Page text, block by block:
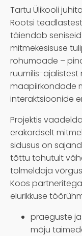
Tartu Ülikooli
Rootsi
täiendab
mitmekesisuse
rohumaade –
ruumilis-
maapiirkondade
interaktsioonide
Projektis
erakordselt
sidusus on
tõttu tohutult
tolmeldaja
Koos
elurikkuse
praeguste
mõju